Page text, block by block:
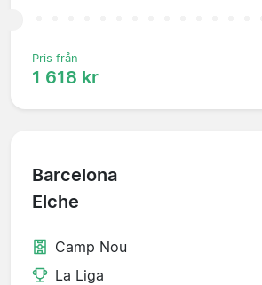
Pris från
1 618 kr
Barcelona
Elche
Camp Nou
La Liga